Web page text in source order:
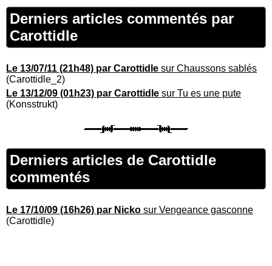
Derniers articles commentés par
Carottidle
Le 13/07/11 (21h48) par Carottidle sur Chaussons sablés
(Carottidle_2)
Le 13/12/09 (01h23) par Carottidle sur Tu es une pute
(Konsstrukt)
Derniers articles de Carottidle
commentés
Le 17/10/09 (16h26) par Nicko sur Vengeance gasconne
(Carottidle)